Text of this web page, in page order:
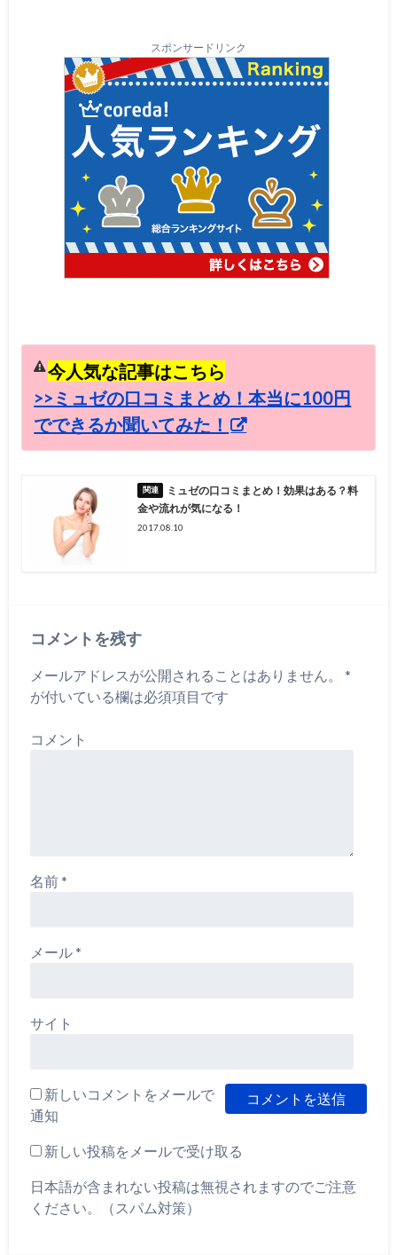
スポンサードリンク
今人気な記事はこちら
>>ミュゼの口コミまとめ！本当に100円
でできるか聞いてみた！
ミュゼの口コミまとめ！効果はある？料
金や流れが気になる！
2017.08.10
コメントを残す
メールアドレスが公開されることはありません。
*
が付いている欄は必須項目です
コメント
名前*
メール*
サイト
新しいコメントをメールで
通知
新しい投稿をメールで受け取る
日本語が含まれない投稿は無視されますのでご注意
ください。（スパム対策）